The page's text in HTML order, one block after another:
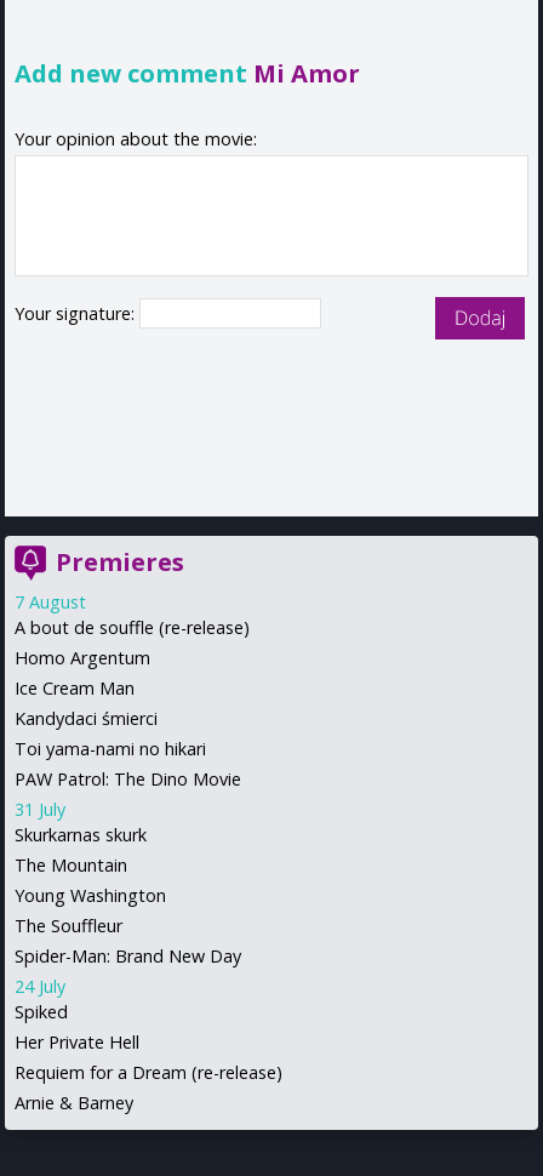
Add new comment Mi Amor
Your opinion about the movie:
Your signature:
Premieres
7 August
A bout de souffle (re-release)
Homo Argentum
Ice Cream Man
Kandydaci śmierci
Toi yama-nami no hikari
PAW Patrol: The Dino Movie
31 July
Skurkarnas skurk
The Mountain
Young Washington
The Souffleur
Spider-Man: Brand New Day
24 July
Spiked
Her Private Hell
Requiem for a Dream (re-release)
Arnie & Barney